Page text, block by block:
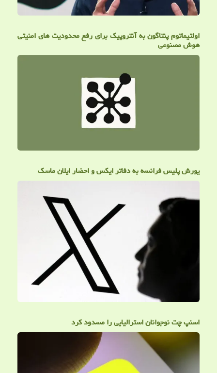
اولتیماتوم پنتاگون به آنتروپیک برای رفع محدودیت های امنیتی
هوش مصنوعی
یورش پلیس فرانسه به دفاتر ایکس و احضار ایلان ماسک
اسنپ چت نوجوانان استرالیایی را مسدود کرد